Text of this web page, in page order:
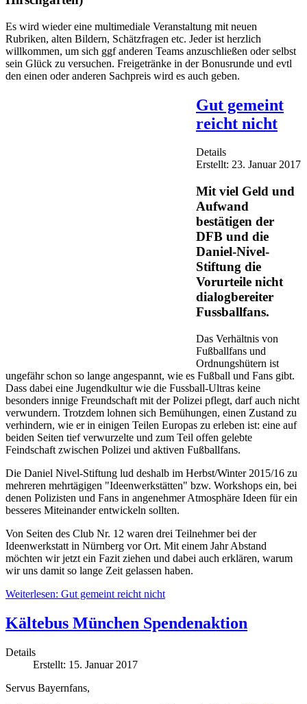
Es wird wieder eine multimediale Veranstaltung mit neuen
Rubriken, alten Bildern, Schätzfragen etc. Jeder ist herzlich
willkommen, um sich ggf anderen Teams anzuschließen oder selbst
sein Glück zu versuchen. Freigetränke in der Bonusrunde und evtl
den einen oder anderen Sachpreis wird es auch geben.
Gut gemeint
reicht nicht
Details
Erstellt: 23. Januar 2017
Mit viel Geld und
Aufwand
bestätigen der
DFB und die
Daniel-Nivel-
Stiftung die
Vorurteile nicht
dialogbereiter
Fussballfans.
Das Verhältnis von
Fußballfans und
Ordnungshütern ist
ungefähr schon so lange angespannt, wie es Fußball und Fans gibt.
Dass dabei eine Jugendkultur wie die Fussball-Ultras keine
besonders innige Freundschaft mit der Polizei pflegt, darf auch nicht
verwundern. Trotzdem lohnen sich Bemühungen, einen Zustand zu
verhindern, wie er in einigen Teilen Europas zu erleben ist: eine auf
beiden Seiten tief verwurzelte und zum Teil offen gelebte
Feindschaft zwischen Polizei und aktiven Fußballfans.
Die Daniel Nivel-Stiftung lud deshalb im Herbst/Winter 2015/16 zu
mehreren mehrtägigen "Ideenwerkstätten" bzw. Workshops ein, bei
denen Polizisten und Fans in angenehmer Atmosphäre Ideen für ein
besseres Miteinander entwickeln sollten.
Von Seiten des Club Nr. 12 waren drei Teilnehmer bei der
Ideenwerkstatt in Nürnberg vor Ort. Mit einem Jahr Abstand
möchten wir jetzt ein Fazit ziehen und dabei auch erklären, warum
wir uns damit so lange Zeit gelassen haben.
Weiterlesen: Gut gemeint reicht nicht
Kältebus München Spendenaktion
Details
Erstellt: 15. Januar 2017
Servus Bayernfans,